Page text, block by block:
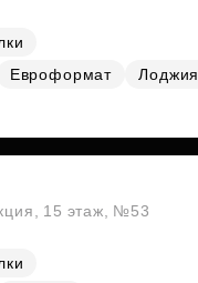
Евроформат
Лоджия
15 этаж, №53